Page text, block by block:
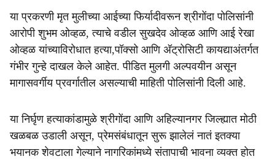
या प्रकरणी मृत मुलीच्या आईच्या फिर्यादीवरून श्रीगोंदा पोलिसांनी
आरोपी शुभम ओव्हळ, त्याचे वडील सुखदेव ओव्हळ आणि आई रेखा
ओव्हळ यांच्याविरोधात हत्या,पॉक्सो आणि अ‍ॅट्रोसिटी कायद्याअंतर्गत
गंभीर गुन्हे दाखल केले आहेत. पीडित मुलगी अल्पवयीन असून
मागासवर्गीय प्रवर्गातील असल्याची माहिती पोलिसांनी दिली आहे.
या निर्घृण हत्याकांडामुळे श्रीगोंदा आणि अहिल्यानगर जिल्ह्यात मोठी
खळबळ उडाली असून, प्रेमसंबंधातून सुरू झालेलं नातं इतक्या
भयानक शेवटाला गेल्याने नागरिकांमध्ये संतापाची भावना व्यक्त होत